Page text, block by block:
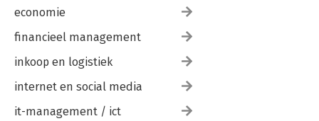
economie
financieel management
inkoop en logistiek
internet en social media
it-management / ict